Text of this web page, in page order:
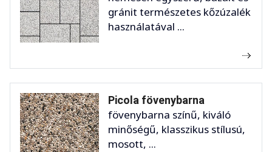
gránit természetes kőzúzalék
használatával ...
Picola fövenybarna
fövenybarna színű, kiváló
minőségű, klasszikus stílusú,
mosott, ...